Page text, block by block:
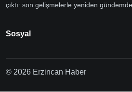
çıktı: son gelişmelerle yeniden gündemde
Sosyal
© 2026 Erzincan Haber